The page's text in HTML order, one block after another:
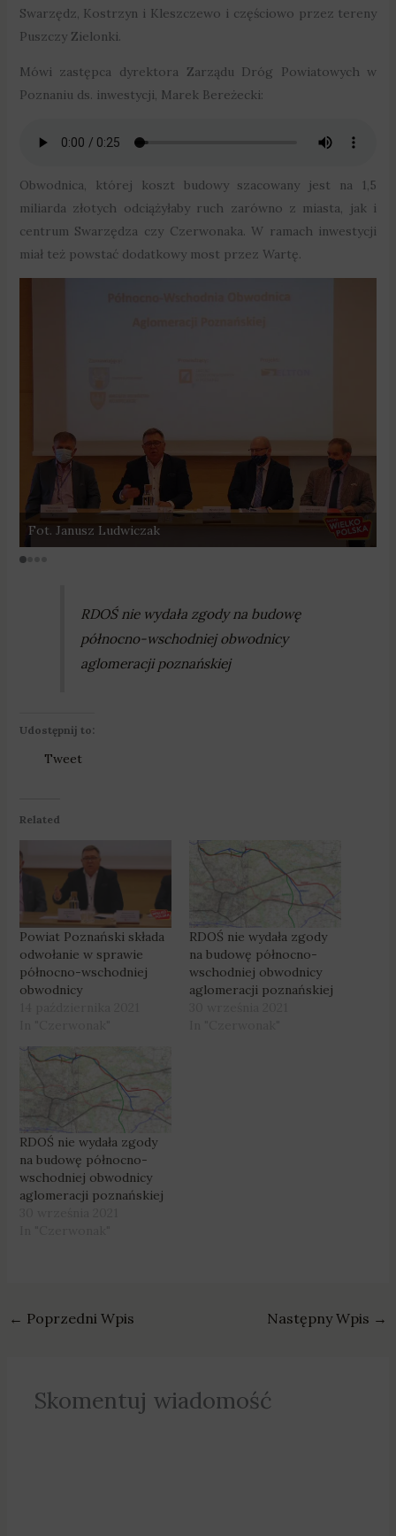
Swarzędz, Kostrzyn i Kleszczewo i częściowo przez tereny
Puszczy Zielonki.
Mówi zastępca dyrektora Zarządu Dróg Powiatowych w
Poznaniu ds. inwestycji, Marek Bereżecki:
Obwodnica, której koszt budowy szacowany jest na 1,5
miliarda złotych odciążyłaby ruch zarówno z miasta, jak i
centrum Swarzędza czy Czerwonaka. W ramach inwestycji
miał też powstać dodatkowy most przez Wartę.
Fot. Janusz Ludwiczak
RDOŚ nie wydała zgody na budowę
północno-wschodniej obwodnicy
aglomeracji poznańskiej
Udostępnij to:
Tweet
Related
Powiat Poznański składa
odwołanie w sprawie
północno-wschodniej
obwodnicy
RDOŚ nie wydała zgody
na budowę północno-
wschodniej obwodnicy
aglomeracji poznańskiej
RDOŚ nie wydała zgody
na budowę północno-
wschodniej obwodnicy
aglomeracji poznańskiej
← Poprzedni Wpis Następny Wpis →
Skomentuj wiadomość